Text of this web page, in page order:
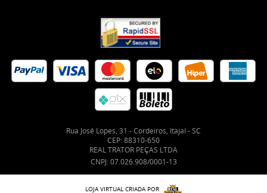
Rua José Lopes, 31 -Cordeiros, Itajaí-SC
CEP: 88310-650
REAL TRATOR PEÇAS LTDA
CNPJ: 07.026.908/0001-13
LOJA VIRTUAL CRIADA POR